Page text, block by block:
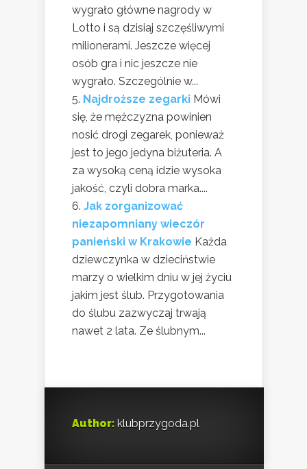
wygrało główne nagrody w
Lotto i są dzisiaj szczęśliwymi
milionerami. Jeszcze więcej
osób gra i nic jeszcze nie
wygrało. Szczególnie w...
Najdroższe zegarki Mówi
się, że mężczyzna powinien
nosić drogi zegarek, ponieważ
jest to jego jedyna biżuteria. A
za wysoką ceną idzie wysoka
jakość, czyli dobra marka....
Jak zorganizować
niezapomniany wieczór
panieński w Krakowie Każda
dziewczynka w dzieciństwie
marzy o wielkim dniu w jej życiu
jakim jest ślub. Przygotowania
do ślubu zazwyczaj trwają
nawet 2 lata. Ze ślubnym...
Author: klubprzygoda.pl